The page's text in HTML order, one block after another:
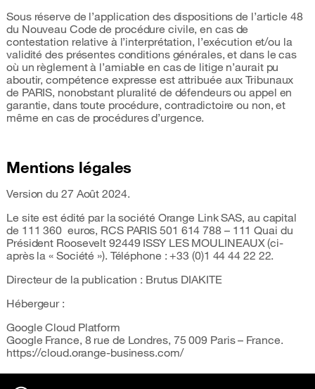
Sous réserve de l’application des dispositions de l’article 48
du Nouveau Code de procédure civile, en cas de
contestation relative à l’interprétation, l’exécution et/ou la
validité des présentes conditions générales, et dans le cas
où un règlement à l’amiable en cas de litige n’aurait pu
aboutir, compétence expresse est attribuée aux Tribunaux
de PARIS, nonobstant pluralité de défendeurs ou appel en
garantie, dans toute procédure, contradictoire ou non, et
même en cas de procédures d’urgence.
Mentions légales
Version du 27 Août 2024.
Le site est édité par la société Orange Link SAS, au capital
de 111 360 euros, RCS PARIS 501 614 788 – 111 Quai du
Président Roosevelt 92449 ISSY LES MOULINEAUX (ci-
après la « Société »). Téléphone : +33 (0)1 44 44 22 22.
Directeur de la publication : Brutus DIAKITE
Hébergeur :
Google Cloud Platform
Google France, 8 rue de Londres, 75 009 Paris – France.
https://cloud.orange-business.com/